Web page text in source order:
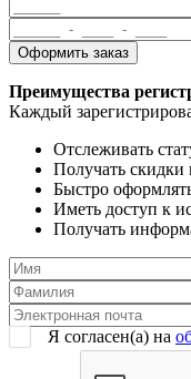
Преимущества
Каждый
Отслеживать
Получать
Быстро
Иметь доступ к
Получать
Я согласен(a) на